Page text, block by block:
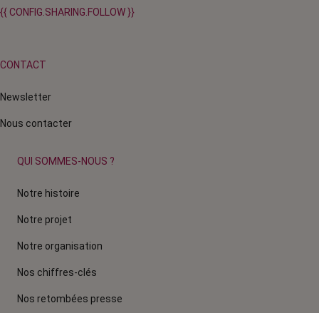
{{ CONFIG.SHARING.FOLLOW }}
CONTACT
Newsletter
Nous contacter
QUI SOMMES-NOUS ?
Notre histoire
Notre projet
Notre organisation
Nos chiffres-clés
Nos retombées presse